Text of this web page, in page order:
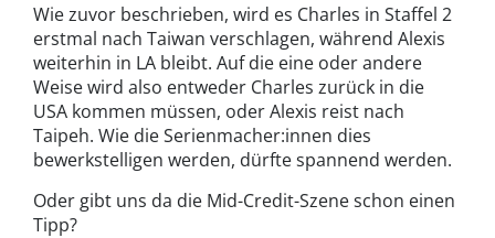
Wie zuvor beschrieben, wird es Charles in Staffel 2
erstmal nach Taiwan verschlagen, während Alexis
weiterhin in LA bleibt. Auf die eine oder andere
Weise wird also entweder Charles zurück in die
USA kommen müssen, oder Alexis reist nach
Taipeh. Wie die Serienmacher:innen dies
bewerkstelligen werden, dürfte spannend werden.
Oder gibt uns da die Mid-Credit-Szene schon einen
Tipp?